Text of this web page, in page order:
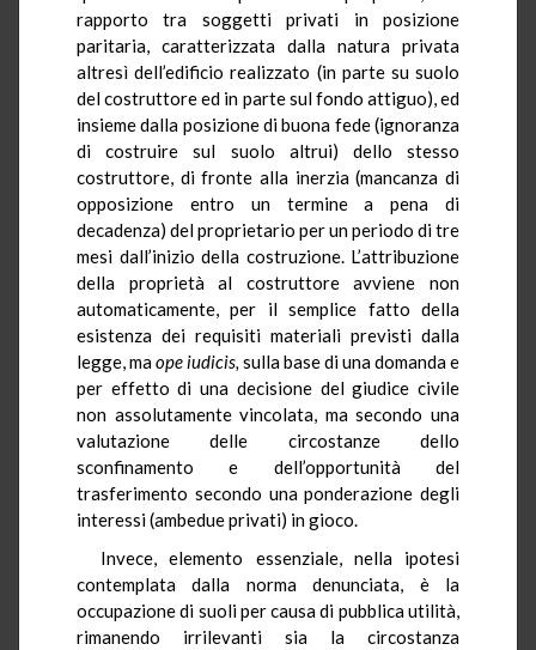
rapporto tra soggetti privati in posizione
paritaria, caratterizzata dalla natura privata
altresì dell’edificio realizzato (in parte su suolo
del costruttore ed in parte sul fondo attiguo), ed
insieme dalla posizione di buona fede (ignoranza
di costruire sul suolo altrui) dello stesso
costruttore, di fronte alla inerzia (mancanza di
opposizione entro un termine a pena di
decadenza) del proprietario per un periodo di tre
mesi dall’inizio della costruzione. L’attribuzione
della proprietà al costruttore avviene non
automaticamente, per il semplice fatto della
esistenza dei requisiti materiali previsti dalla
legge, maopeiudicis, sulla base di una domanda e
per effetto di una decisione del giudice civile
non assolutamente vincolata, ma secondo una
valutazione delle circostanze dello
sconfinamento e dell’opportunità del
trasferimento secondo una ponderazione degli
interessi (ambedue privati) in gioco.
Invece, elemento essenziale, nella ipotesi
contemplata dalla norma denunciata, è la
occupazione di suoli per causa di pubblica utilità,
rimanendo irrilevanti sia la circostanza